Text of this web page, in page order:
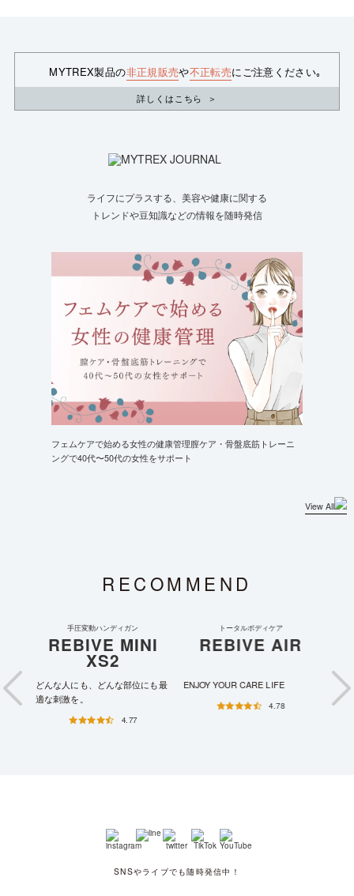
MYTREX製品の非正規販売や不正転売にご注意ください｡
詳しくはこちら ＞
ライフにプラスする、美容や健康に関する
トレンドや豆知識などの情報を随時発信
フェムケアで始める女性の健康管理膣ケア・骨盤底筋トレーニ
ングで40代〜50代の女性をサポート
View All
RECOMMEND
｡
手圧変動ハンディガン
REBIVE MINI
XS2
どんな人にも、どんな部位にも最
適な刺激を。
4.77
トータルボディケア
REBIVE AIR
ENJOY YOUR CARE LIFE
4.78
い
SNSやライブでも随時発信中！